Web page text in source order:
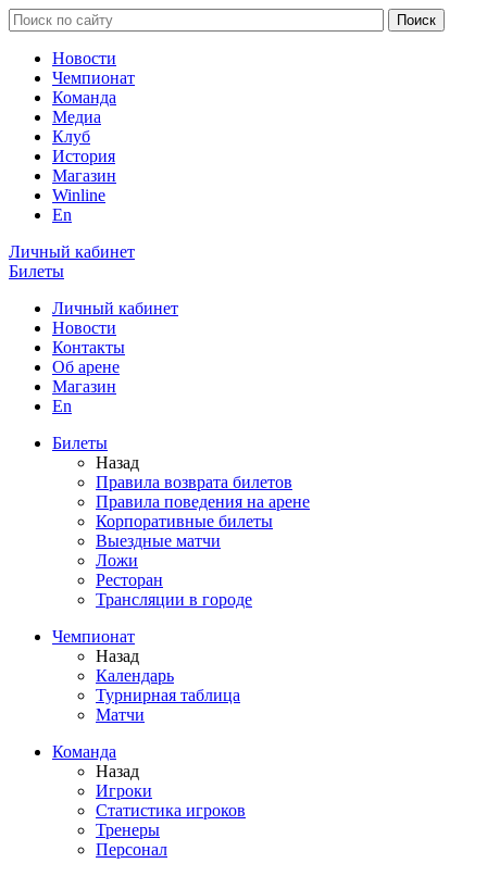
Новости
Чемпионат
Команда
Медиа
Клуб
История
Магазин
Winline
En
Личный кабинет
Билеты
Личный кабинет
Новости
Контакты
Об арене
Магазин
En
Билеты
Назад
Правила возврата билетов
Правила поведения на арене
Корпоративные билеты
Выездные матчи
Ложи
Ресторан
Трансляции в городе
Чемпионат
Назад
Календарь
Турнирная таблица
Матчи
Команда
Назад
Игроки
Статистика игроков
Тренеры
Персонал